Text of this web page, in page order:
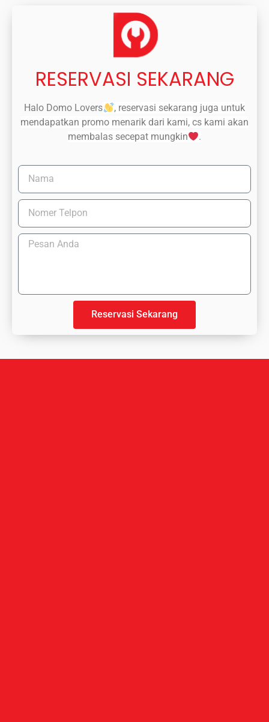
RESERVASI SEKARANG
Halo Domo Lovers
, reservasi sekarang juga untuk
mendapatkan promo menarik dari kami, cs kami akan
membalas secepat mungkin
.
Reservasi Sekarang